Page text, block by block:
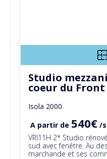
Studio
coeur du
Isola 2000
A partir de 540€ /
VRI11H 2* Studio
sud avec fenêtre. Au
marchande et ses